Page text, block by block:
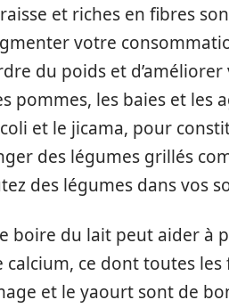
et riches en fibres
votre
du poids et
pommes, les baies et les
et le jicama, pour
des légumes grillés
des légumes dans vos
boire du lait peut aider à
calcium, ce dont toutes
et le yaourt sont de